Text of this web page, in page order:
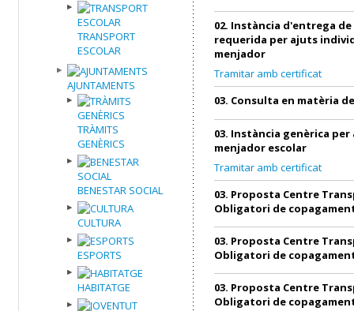
TRANSPORT
ESCOLAR
AJUNTAMENTS
TRÀMITS
GENÈRICS
BENESTAR SOCIAL
CULTURA
ESPORTS
HABITATGE
02. Instància d'entrega
requerida per ajuts
menjador
Tramitar amb certificat
03. Consulta en matèria
03. Instància genèrica
menjador escolar
Tramitar amb certificat
03. Proposta Centre
Obligatori de
03. Proposta Centre
Obligatori de
03. Proposta Centre
Obligatori de